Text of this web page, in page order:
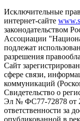
Исключительные
интернет-сайте
законодательством
Ассоциации
подлежат
разрешения
Сайт
сфере связи,
коммуникаций
Свидетельство о
Эл № ФС77-72878 от
ответственности за